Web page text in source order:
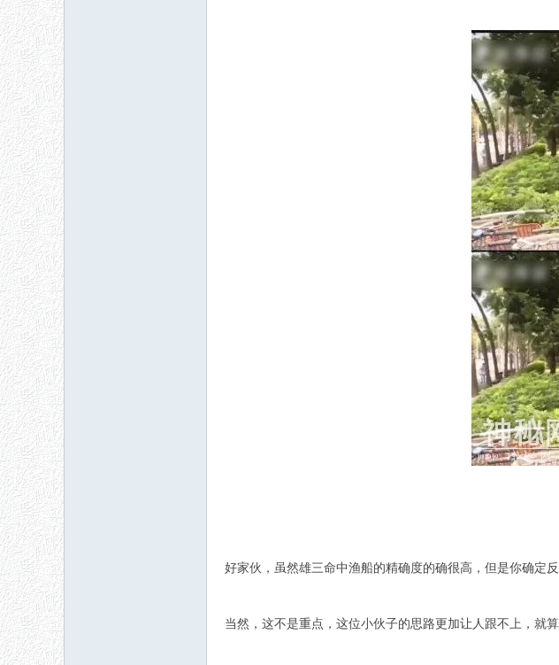
好家伙，虽然雄三命中渔船的精确度的确很高，但是你确定
当然，这不是重点，这位小伙子的思路更加让人跟不上，就